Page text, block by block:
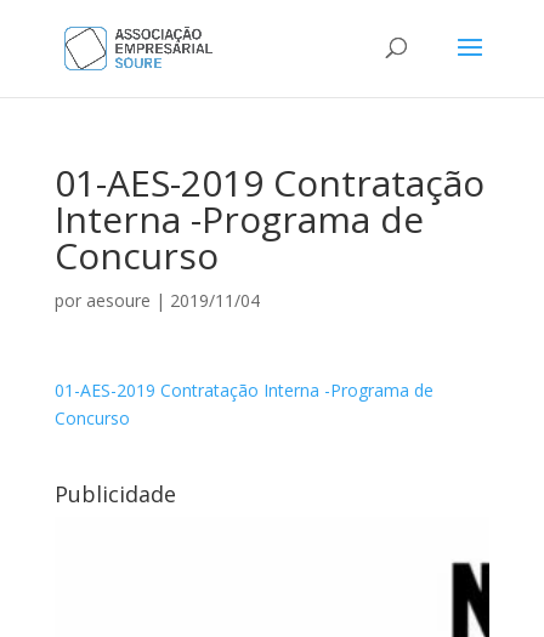
01-AES-2019 Contratação
Interna -Programa de
Concurso
por aesoure | 2019/11/04
01-AES-2019 Contratação Interna -Programa de
Concurso
Publicidade